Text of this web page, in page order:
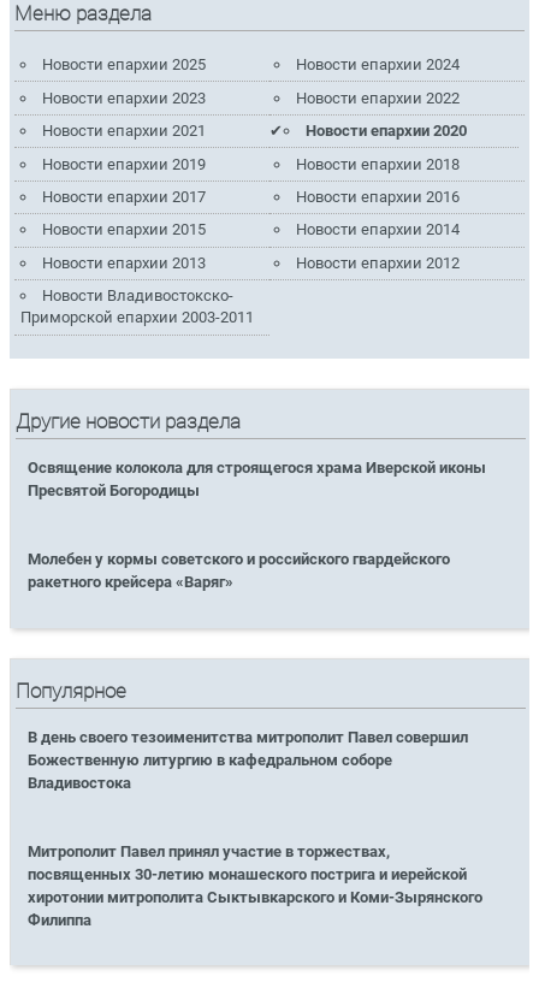
Меню раздела
Новости епархии 2025
Новости епархии 2024
Новости епархии 2023
Новости епархии 2022
Новости епархии 2021
Новости епархии 2020
Новости епархии 2019
Новости епархии 2018
Новости епархии 2017
Новости епархии 2016
Новости епархии 2015
Новости епархии 2014
Новости епархии 2013
Новости епархии 2012
Новости Владивостокско-
Приморской епархии 2003-2011
Другие новости раздела
Освящение колокола для строящегося храма Иверской иконы
Пресвятой Богородицы
Молебен у кормы советского и российского гвардейского
ракетного крейсера «Варяг»
Популярное
В день своего тезоименитства митрополит Павел совершил
Божественную литургию в кафедральном соборе
Владивостока
Митрополит Павел принял участие в торжествах,
посвященных 30-летию монашеского пострига и иерейской
хиротонии митрополита Сыктывкарского и Коми-Зырянского
Филиппа